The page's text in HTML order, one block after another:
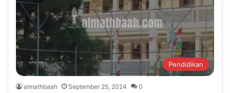
Pendidikan
almathbaah September 25, 2024 0